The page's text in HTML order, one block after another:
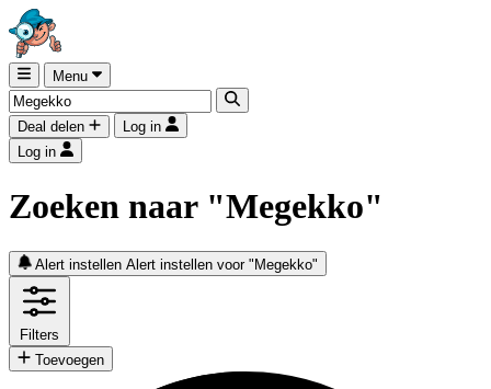
Menu
Deal delen
Log in
Log in
Zoeken naar "Megekko"
Alert instellen Alert instellen voor "Megekko"
Filters
Toevoegen